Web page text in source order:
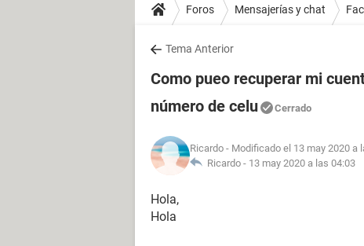
Foros Mensajerías y chat
Tema Anterior
Como pueo recuperar mi
número de celu
Cerrado
Ricardo - Modificado el 13 may 2020 a
Ricardo - 13 may 2020 a las 04:03
Hola,
Hola